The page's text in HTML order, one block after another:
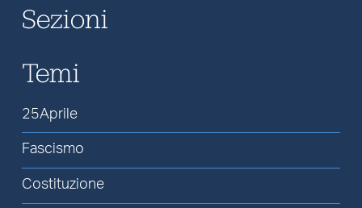
Sezioni
Temi
25Aprile
Fascismo
Costituzione